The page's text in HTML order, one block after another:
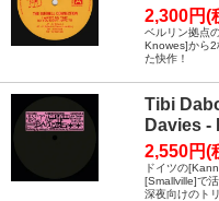
2,300円(
ベルリン拠点
Knowes]から2
た快作！
Tibi
Davies -
2,550円(
ドイツの
[Smallville]で
深夜向けのト